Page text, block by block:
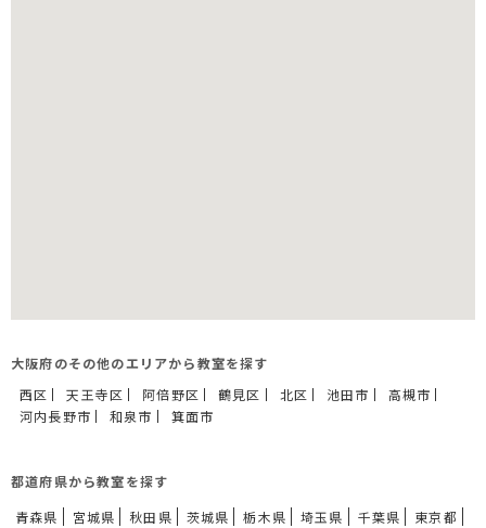
大阪府のその他のエリアから教室を探す
西区
天王寺区 阿倍野区 鶴見区 北区 池田市
高槻市
河内長野市
和泉市 箕面市
都道府県から教室を探す
青森県
宮城県 秋田県 茨城県 栃木県 埼玉県 千葉県
東京都